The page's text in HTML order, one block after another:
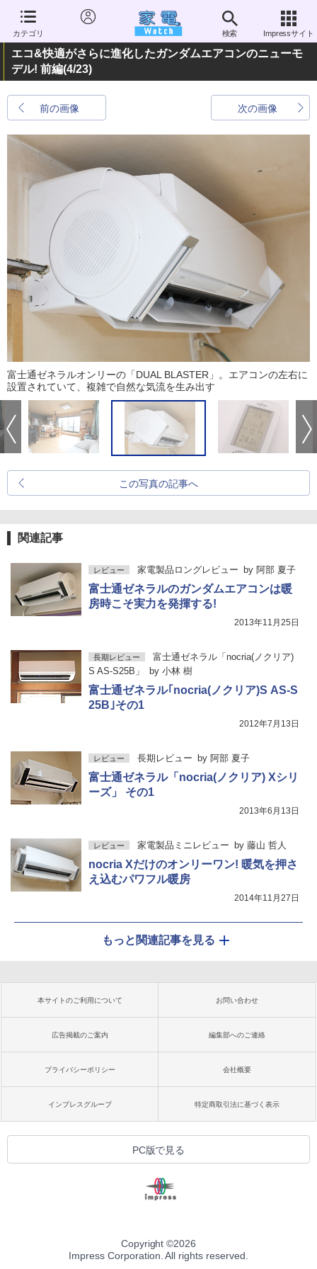
カテゴリ 検索 Impressサイト
エコ&快適がさらに進化したガンダムエアコンのニューモ
デル! 前編(4/23)
前の画像 次の画像
富士通ゼネラルオンリーの「DUAL BLASTER」。エアコンの左右に
設置されていて、複雑で自然な気流を生み出す
この写真の記事へ
関連記事
レビュー 家電製品ロングレビュー by 阿部 夏子
富士通ゼネラルのガンダムエアコンは暖
房時こそ実力を発揮する!
2013年11月25日
長期レビュー
富士通ゼネラル「nocria(ノクリア)
S AS-S25B」
by 小林 樹
富士通ゼネラル｢nocria(ノクリア)S AS-S
25B｣その1
2012年7月13日
レビュー 長期レビュー by 阿部 夏子
富士通ゼネラル「nocria(ノクリア) Xシリ
ーズ」 その1
2013年6月13日
レビュー 家電製品ミニレビュー by 藤山 哲人
nocria Xだけのオンリーワン! 暖気を押さ
え込むパワフル暖房
2014年11月27日
もっと関連記事を見る
本サイトのご利用について お問い合わせ
広告掲載のご案内 編集部へのご連絡
プライバシーポリシー 会社概要
インプレスグループ 特定商取引法に基づく表示
PC版で見る
Copyright ©2026
Impress Corporation. All rights reserved.